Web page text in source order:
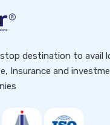
destination to avail
Insurance and